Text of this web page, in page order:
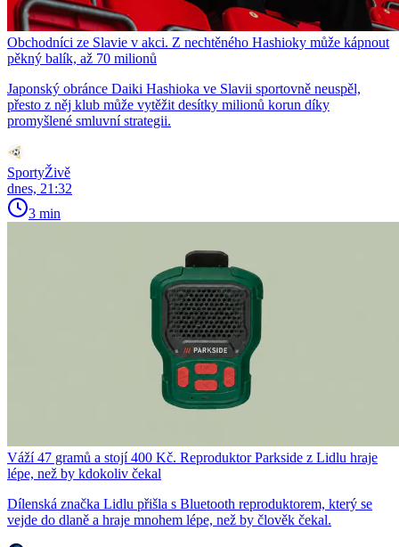
Obchodníci ze Slavie v akci. Z nechtěného Hashioky může kápnout
pěkný balík, až 70 milionů
Japonský obránce Daiki Hashioka ve Slavii sportovně neuspěl,
přesto z něj klub může vytěžit desítky milionů korun díky
promyšlené smluvní strategii.
SportyŽivě
dnes, 21:32
3 min
Váží 47 gramů a stojí 400 Kč. Reproduktor Parkside z Lidlu hraje
lépe, než by kdokoliv čekal
Dílenská značka Lidlu přišla s Bluetooth reproduktorem, který se
vejde do dlaně a hraje mnohem lépe, než by člověk čekal.